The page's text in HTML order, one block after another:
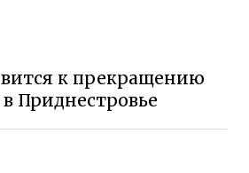
к прекращению
в Приднестровье